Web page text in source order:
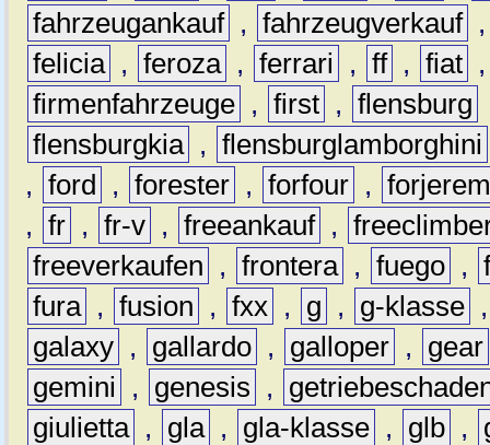
fahrzeugankauf , fahrzeugverkauf
felicia , feroza , ferrari , ff , fiat
firmenfahrzeuge , first , flensburg
flensburgkia , flensburglamborghini
, ford , forester , forfour ,
, fr , fr-v , freeankauf ,
freeverkaufen
, frontera , fuego ,
fura , fusion , fxx , g , g-klasse
galaxy , gallardo , galloper ,
gear
gemini
, genesis ,
giulietta , gla , gla-klasse , glb ,